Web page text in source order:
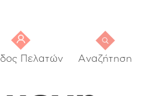
Πελατών Αναζήτηση